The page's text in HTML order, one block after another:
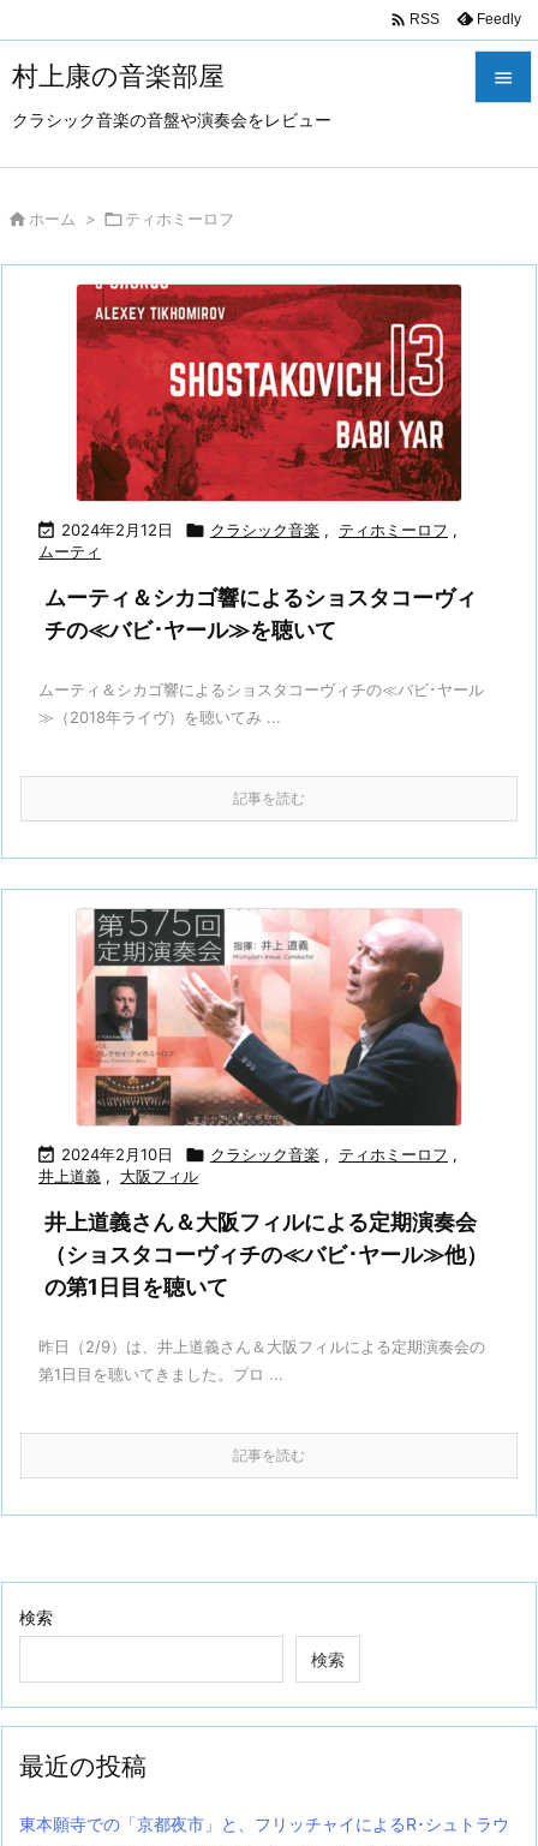
村上康の音楽部屋
クラシック音楽の音盤や演奏会をレビュー

 RSS Feedly
 ホーム > ティホミーロフ
 2024年2月12日  クラシック音楽 , ティホミーロフ ,
ムーティ
ムーティ＆シカゴ響によるショスタコーヴィ
チの≪バビ･ヤール≫を聴いて
ムーティ＆シカゴ響によるショスタコーヴィチの≪バビ･ヤール
≫（2018年ライヴ）を聴いてみ ...
記事を読む
 2024年2月10日  クラシック音楽 , ティホミーロフ ,
井上道義 , 大阪フィル
井上道義さん＆大阪フィルによる定期演奏会
（ショスタコーヴィチの≪バビ･ヤール≫他）
の第1日目を聴いて
昨日（2/9）は、井上道義さん＆大阪フィルによる定期演奏会の
第1日目を聴いてきました。プロ ...
記事を読む
検索
検索
最近の投稿
東本願寺での「京都夜市」と、フリッチャイによるR･シュトラウ